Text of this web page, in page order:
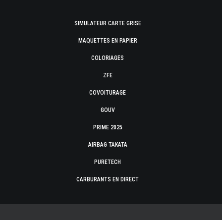
SIMULATEUR CARTE GRISE
MAQUETTES EN PAPIER
COLORIAGES
ZFE
COVOITURAGE
GOUV
PRIME 2025
AIRBAG TAKATA
PURETECH
CARBURANTS EN DIRECT